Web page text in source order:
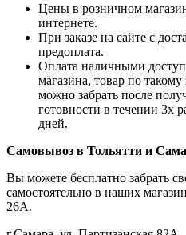
Цены в розничном
интернете.
При заказе на сайте с
предоплата.
Оплата наличными
магазина, товар по такому
можно забрать после
готовности в течении 3х
дней.
Самовывоз в Тольятти и
Вы можете бесплатно забрать
самостоятельно в наших
26А.